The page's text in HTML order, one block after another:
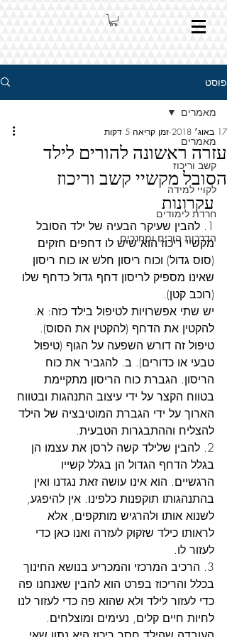
פוסט
מאמרים
קשב וריכוז
לקויי למידה
חרדת לימודים
הדרכות הורים ומחנכים
מאמרים
עזרה ראשונה להורים לילד
הסובל מקשיי קשב וריכוז
17 באוג׳ 2018 זמן קריאה 5 דקות
עקרונות
1. להבין שעיקר הבעיה של ילד הסובל
מקשיי ריכוז הוא שיש לו דחפים חזקים
(סוס גדול) וכוח ריסון חלש או כוח ריסון
שאינו מספיק לריסון דחף גדול כדחף שלו
(רוכב קטן).
יש שתי אפשרויות לטיפול בילד כזה: א.
להקטין את הדחף (להקטין את הסוס).
טיפול זה דורש השפעה על הגוף (טיפול
טבעי או כדורים). ב. להגביר את כוח
הריסון. הגברת כוח הריסון מתקיימת
בטווח הקצר על ידי עיצוב התנהגות ובטווח
הארוך על ידי הגברת המוטיבציה של הילד
להצליח וההתבגרות הטבעית.
2. להבין שלילד קשה לרסן את עצמו הן
בגלל הדחף הגדול הן בגלל קשייו
הרגשיים. הוא אינו עושה זאת נגדנו ואין
בהתנהגותו תוקפנות כלפינו. אין להיפגע,
לשנוא אותו ולהרגיש מותקפים, אלא
לראותו כילד שזקוק לעזרה ואנו כאן כדי
לעזור לו.
3. הרכיב המרכזי והמכריע בנושא החינוך
בכלל והריכוז בפרט הוא להבין שאנחנו פה
כדי לעזור לילד ולא שהוא פה כדי לעזור לנו
לחיות חיים קלים, נעימים ומוצלחים.